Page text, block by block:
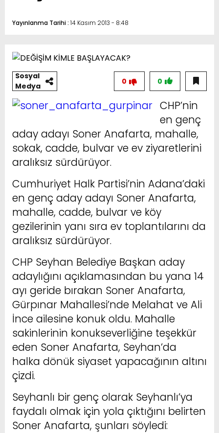
Yayınlanma Tarihi : 14 Kasım 2013 - 8:48
Sosyal
Medya
0
0
CHP’nin
en genç
aday adayı Soner Anafarta, mahalle,
sokak, cadde, bulvar ve ev ziyaretlerini
aralıksız sürdürüyor.
Cumhuriyet Halk Partisi’nin Adana’daki
en genç aday adayı Soner Anafarta,
mahalle, cadde, bulvar ve köy
gezilerinin yanı sıra ev toplantılarını da
aralıksız sürdürüyor.
CHP Seyhan Belediye Başkan aday
adaylığını açıklamasından bu yana 14
ayı geride bırakan Soner Anafarta,
Gürpınar Mahallesi’nde Melahat ve Ali
İnce ailesine konuk oldu. Mahalle
sakinlerinin konukseverliğine teşekkür
eden Soner Anafarta, Seyhan’da
halka dönük siyaset yapacağının altını
çizdi.
Seyhanlı bir genç olarak Seyhanlı’ya
faydalı olmak için yola çıktığını belirten
Soner Anafarta, şunları söyledi: